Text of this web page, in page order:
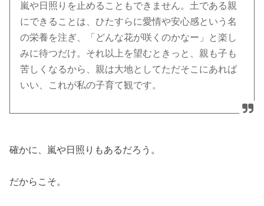
嵐や日照りを止めることもできません。土である親
にできることは、ひたすらに愛情や安心感という名
の栄養を注ぎ、「どんな花が咲くのかなー」と楽し
みに待つだけ。それ以上を望むときっと、親も子も
苦しくなるから、親は大地としてただそこにあれば
いい、これが私の子育て観です。
確かに、嵐や日照りもあるだろう。
だからこそ。